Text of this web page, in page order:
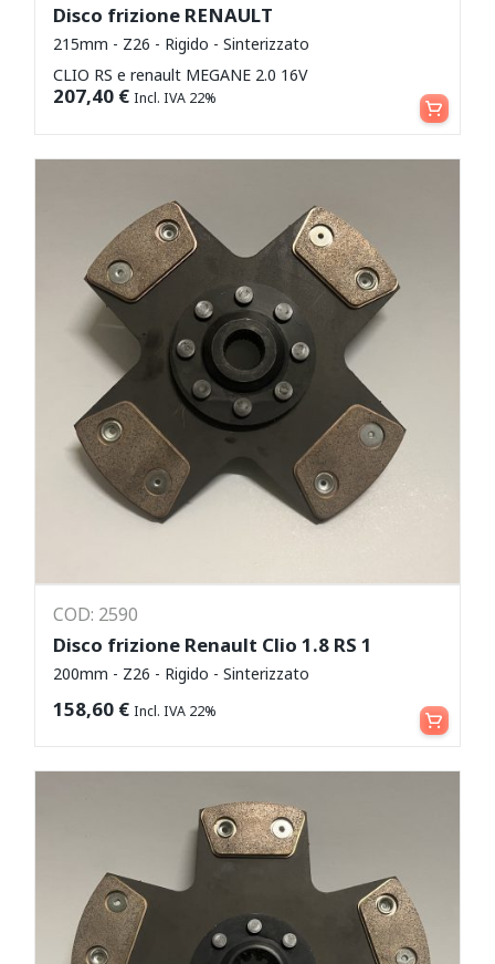
Disco frizione RENAULT
215mm - Z26 - Rigido - Sinterizzato
CLIO RS e renault MEGANE 2.0 16V
207,40 € Incl. IVA 22% Aggiungi al carrello
COD: 2590
Disco frizione Renault Clio 1.8 RS 1
200mm - Z26 - Rigido - Sinterizzato
158,60 € Incl. IVA 22% Aggiungi al carrello